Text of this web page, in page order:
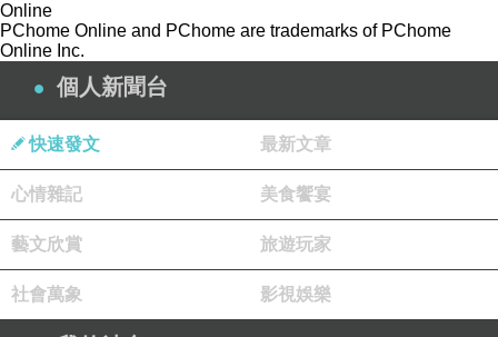
Online
PChome Online and PChome are trademarks of PChome
Online Inc.
個人新聞台
快速發文 最新文章
心情雜記 美食饗宴
藝文欣賞 旅遊玩家
社會萬象 影視娛樂